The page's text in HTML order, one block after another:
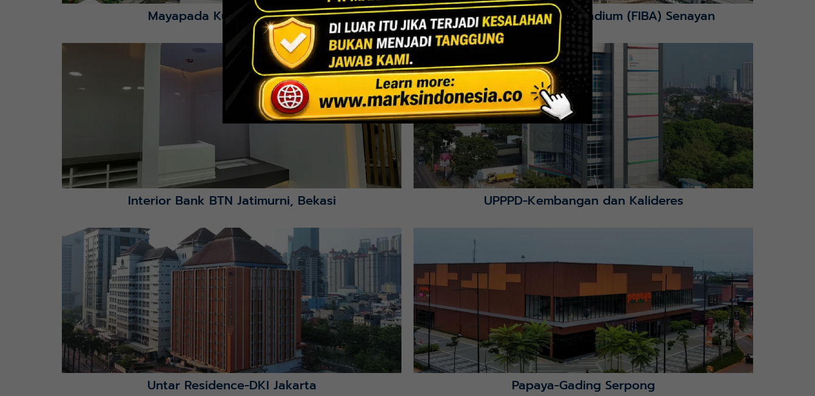
Mayapada Kuningan Jakarta Indoor Multifunction Stadium (FIBA) Senayan
Interior Bank BTN Jatimurni, Bekasi UPPPD-Kembangan dan Kalideres
Lihat Detail Proyek
Untar Residence-DKI Jakarta
Lihat Detail Proyek
Papaya-Gading Serpong